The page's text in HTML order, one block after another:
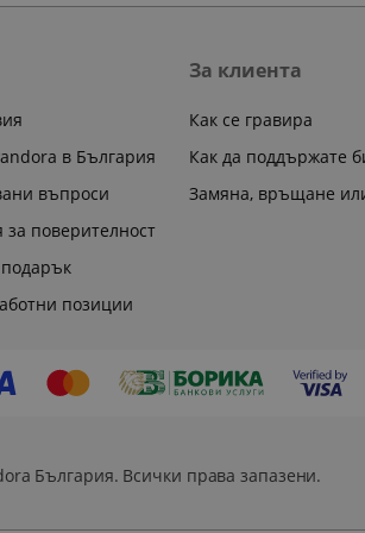
в България
въпроси
за поверителност
позиции
За клиента
Как се гравира
Как да поддържате
Замяна, връщане
България. Всички права запазени.